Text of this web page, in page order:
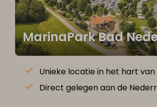
MarinaPark Bad
Unieke locatie in het hart van
Direct gelegen aan de